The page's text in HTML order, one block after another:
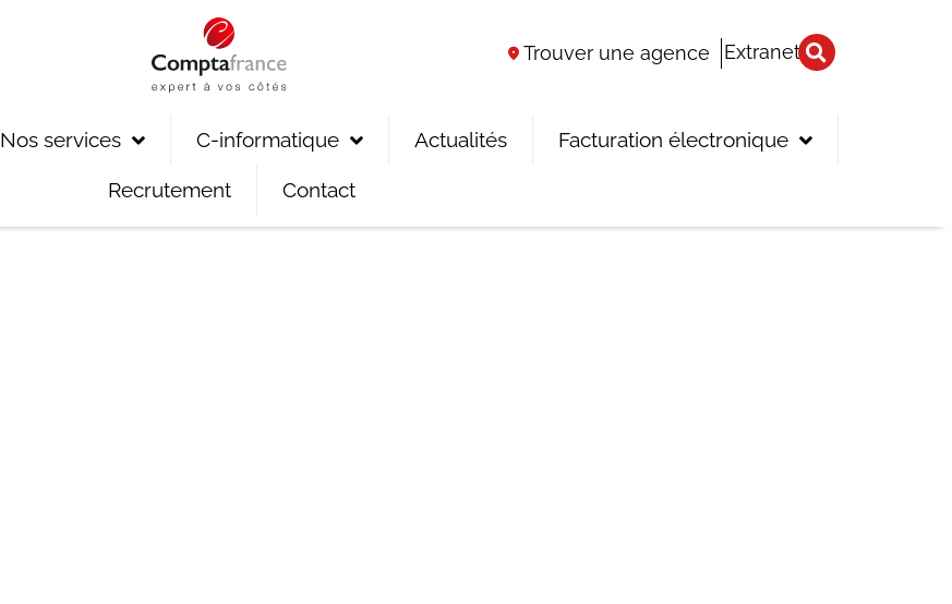
Trouver une agence Extranet
Nos services C-informatique Actualités Facturation électronique
Recrutement Contact